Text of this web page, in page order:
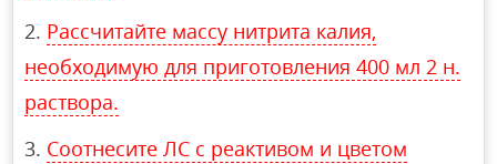
Рассчитайте массу нитрита калия,
необходимую для приготовления 400 мл 2 н.
раствора.
Соотнесите ЛС с реактивом и цветом